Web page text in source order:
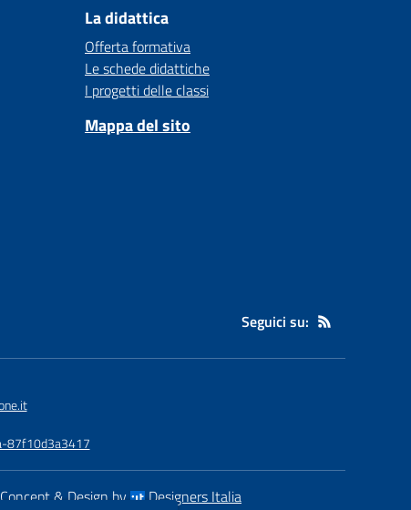
La didattica
Offerta formativa
Le schede didattiche
I progetti delle classi
Mappa del sito
Seguici su:
87f10d3a3417
Concept & Design by
Designers Italia